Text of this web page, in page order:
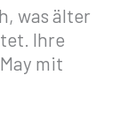
was älter
Ihre
mit